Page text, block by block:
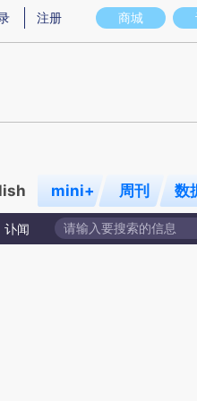
图存在偏差。不代表财新观点和立
商城
注册
mini+ 周刊 数
讣闻